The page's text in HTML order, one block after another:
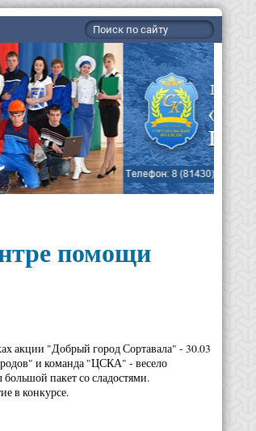
помощи
акции "Добрый город Сортавала" - 30.03
и команда "ЦСКА" - весело
пакет со сладостями.
в конкурсе.